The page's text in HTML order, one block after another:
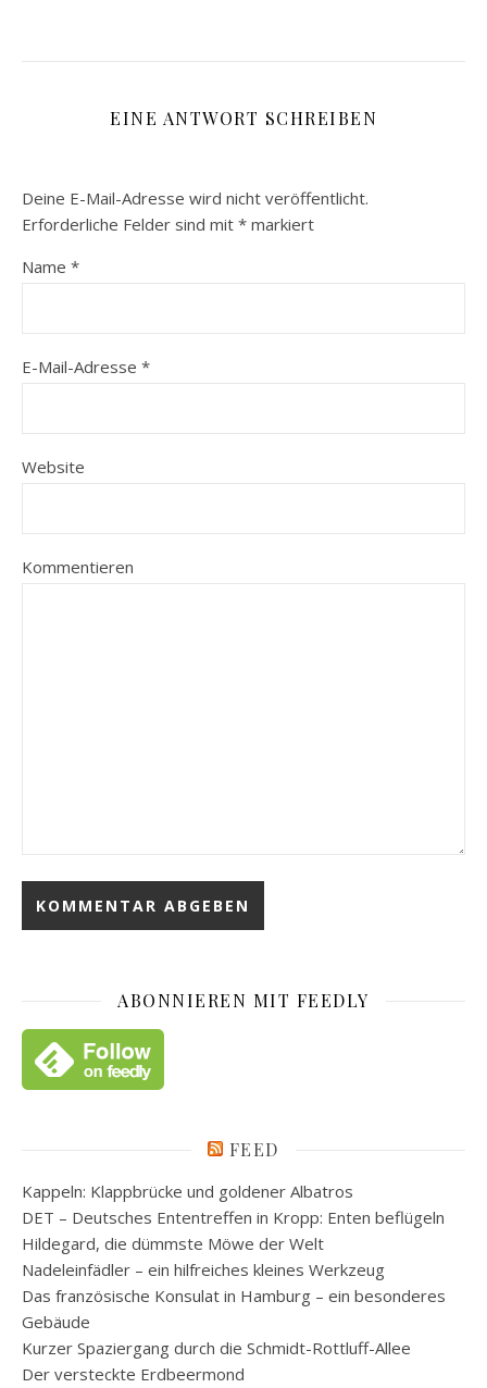
EINE ANTWORT SCHREIBEN
Deine E-Mail-Adresse wird nicht veröffentlicht.
Erforderliche Felder sind mit * markiert
Name *
E-Mail-Adresse *
Website
Kommentieren
ABONNIEREN MIT FEEDLY
FEED
Kappeln: Klappbrücke und goldener Albatros
DET – Deutsches Ententreffen in Kropp: Enten beflügeln
Hildegard, die dümmste Möwe der Welt
Nadeleinfädler – ein hilfreiches kleines Werkzeug
Das französische Konsulat in Hamburg – ein besonderes
Gebäude
Kurzer Spaziergang durch die Schmidt-Rottluff-Allee
Der versteckte Erdbeermond